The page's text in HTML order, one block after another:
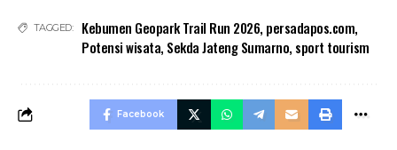
TAGGED: Kebumen Geopark Trail Run 2026, persadapos.com,
Potensi wisata, Sekda Jateng Sumarno, sport tourism
Facebook